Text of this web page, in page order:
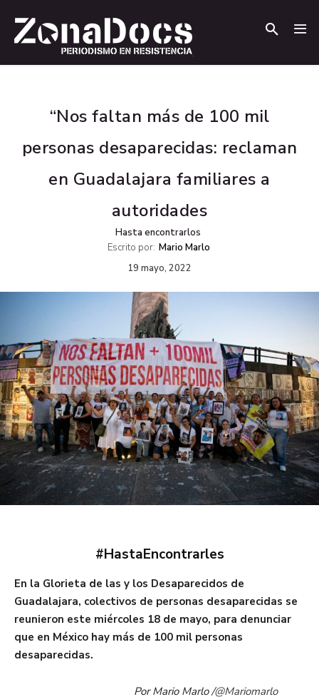
“Nos faltan más de 100 mil
personas desaparecidas: reclaman
en Guadalajara familiares a
autoridades
Hasta encontrarlos
Escrito por: Mario Marlo
19 mayo, 2022
#HastaEncontrarles
En la Glorieta de las y los Desaparecidos de
Guadalajara, colectivos de personas desaparecidas se
reunieron este miércoles 18 de mayo, para denunciar
que en México hay más de 100 mil personas
desaparecidas.
Por Mario Marlo /@Mariomarlo